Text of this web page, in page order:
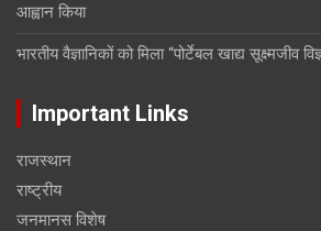
आह्वान किया
भारतीय वैज्ञानिकों को मिला “पोर्टेबल खाद्य सूक्ष्मजीव
Important Links
राजस्थान
राष्ट्रीय
जनमानस विशेष